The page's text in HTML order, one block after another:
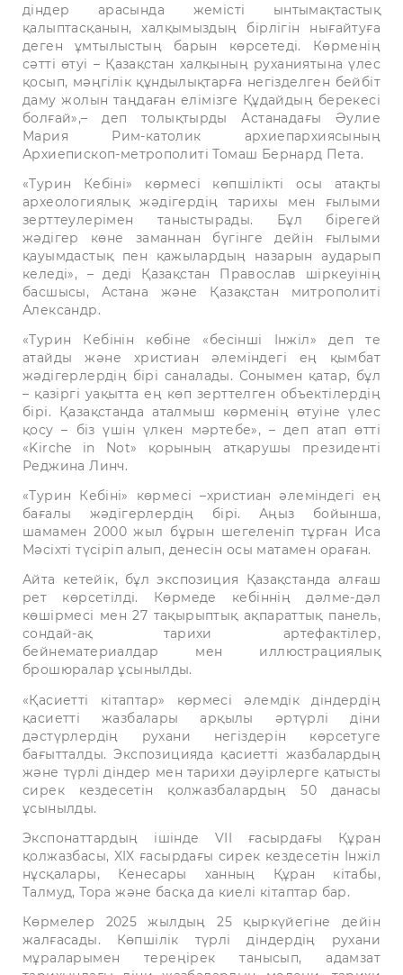
діндер арасында жемісті ынтымақтастық
қалыптасқанын, халқымыздың бірлігін нығайтуға
деген ұмтылыстың барын көрсетеді. Көрменің
сәтті өтуі – Қазақстан халқының руханиятына үлес
қосып, мәңгілік құндылықтарға негізделген бейбіт
даму жолын таңдаған елімізге Құдайдың берекесі
болғай»,– деп толықтырды Астанадағы Әулие
Мария Рим-католик архиепархиясының
Архиепископ-метрополиті Томаш Бернард Пета.
«Турин Кебіні» көрмесі көпшілікті осы атақты
археологиялық жәдігердің тарихы мен ғылыми
зерттеулерімен таныстырады. Бұл бірегей
жәдігер көне заманнан бүгінге дейін ғылыми
қауымдастық пен қажылардың назарын аударып
келеді», – деді Қазақстан Православ шіркеуінің
басшысы, Астана және Қазақстан митрополиті
Александр.
«Турин Кебінін көбіне «бесінші Інжіл» деп те
атайды және христиан әлеміндегі ең қымбат
жәдігерлердің бірі саналады. Сонымен қатар, бұл
– қазіргі уақытта ең көп зерттелген объектілердің
бірі. Қазақстанда аталмыш көрменің өтуіне үлес
қосу – біз үшін үлкен мәртебе», – деп атап өтті
«Kirche in Not» қорының атқарушы президенті
Реджина Линч.
«Турин Кебіні» көрмесі –христиан әлеміндегі ең
бағалы жәдігерлердің бірі. Аңыз бойынша,
шамамен 2000 жыл бұрын шегеленіп тұрған Иса
Мәсіхті түсіріп алып, денесін осы матамен ораған.
Айта кетейік, бұл экспозиция Қазақстанда алғаш
рет көрсетілді. Көрмеде кебіннің дәлме-дәл
көшірмесі мен 27 тақырыптық ақпараттық панель,
сондай-ақ тарихи артефактілер,
бейнематериалдар мен иллюстрациялық
брошюралар ұсынылды.
«Қасиетті кітаптар» көрмесі әлемдік діндердің
қасиетті жазбалары арқылы әртүрлі діни
дәстүрлердің рухани негіздерін көрсетуге
бағытталды. Экспозицияда қасиетті жазбалардың
және түрлі діндер мен тарихи дәуірлерге қатысты
сирек кездесетін қолжазбалардың 50 данасы
ұсынылды.
Экспонаттардың ішінде VII ғасырдағы Құран
қолжазбасы, XIX ғасырдағы сирек кездесетін Інжіл
нұсқалары, Кенесары ханның Құран кітабы,
Талмуд, Тора және басқа да киелі кітаптар бар.
Көрмелер 2025 жылдың 25 қыркүйегіне дейін
жалғасады. Көпшілік түрлі діндердің рухани
мұраларымен тереңірек танысып, адамзат